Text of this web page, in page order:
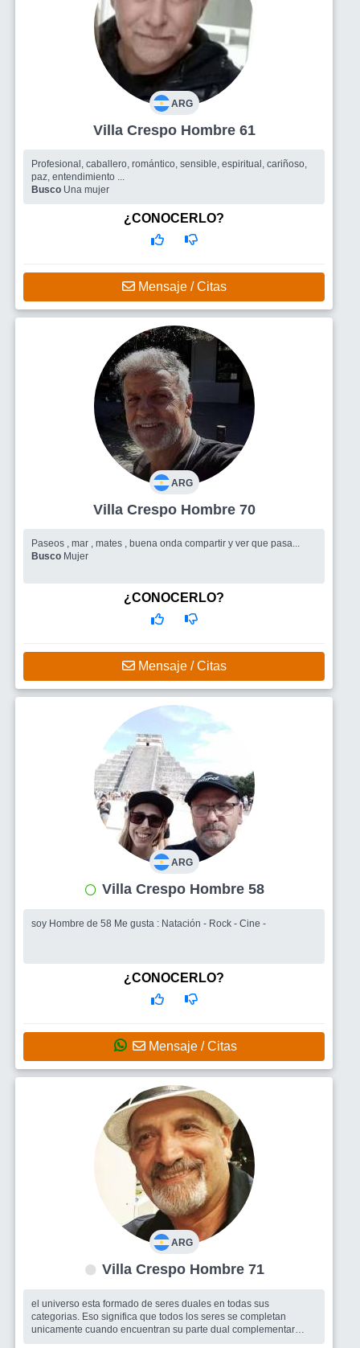
ARG
Villa Crespo Hombre 61
Profesional, caballero, romántico, sensible, espiritual, cariñoso,
paz, entendimiento ...
Busco Una mujer
¿CONOCERLO?
Mensaje / Citas
ARG
Villa Crespo Hombre 70
Paseos , mar , mates , buena onda compartir y ver que pasa...
Busco Mujer
¿CONOCERLO?
Mensaje / Citas
ARG
Villa Crespo Hombre 58
soy Hombre de 58 Me gusta : Natación - Rock - Cine -
¿CONOCERLO?
Mensaje / Citas
ARG
Villa Crespo Hombre 71
el universo esta formado de seres duales en todas sus
categorias. Eso significa que todos los seres se completan
unicamente cuando encuentran su parte dual complementar